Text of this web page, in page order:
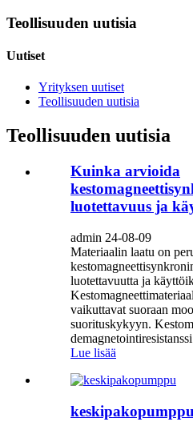
Teollisuuden uutisia
Uutiset
Yrityksen uutiset
Teollisuuden uutisia
Teollisuuden uutisia
Kuinka arvioida
luotettavuus ja
admin 24-08-09
Materiaalin laatu on
luotettavuutta ja
vaikuttavat suoraan
suorituskykyyn.
Lue lisää
keskipakopumppu